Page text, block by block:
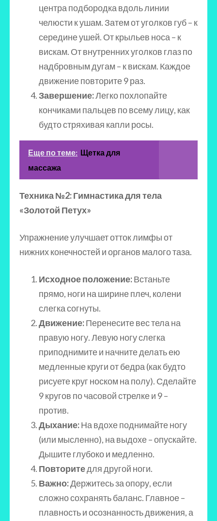
центра подбородка вдоль линии
челюсти к ушам. Затем от уголков губ – к
середине ушей. От крыльев носа – к
вискам. От внутренних уголков глаз по
надбровным дугам – к вискам. Каждое
движение повторите 9 раз.
Завершение:Легко похлопайте
кончиками пальцев по всему лицу, как
будто стряхивая капли росы.
Еще по теме: Щетка для
массажа
Техника №2: Гимнастика для тела
«Золотой Петух»
Упражнение улучшает отток лимфы от
нижних конечностей и органов малого таза.
Исходное положение:Встаньте
прямо, ноги на ширине плеч, колени
слегка согнуты.
Движение:Перенесите вес тела на
правую ногу. Левую ногу слегка
приподнимите и начните делать ею
медленные круги от бедра (как будто
рисуете круг носком на полу). Сделайте
9 кругов по часовой стрелке и 9 –
против.
Дыхание:На вдохе поднимайте ногу
(или мысленно), на выдохе – опускайте.
Дышите глубоко и медленно.
Повторитедля другой ноги.
Важно:Держитесь за опору, если
сложно сохранять баланс. Главное –
плавность и осознанность движения, а